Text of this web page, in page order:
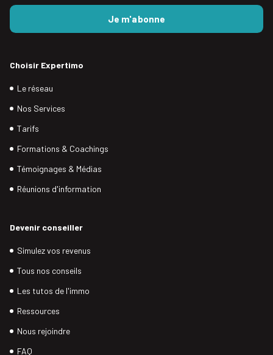
Choisir Expertimo
Le réseau
Nos Services
Tarifs
Formations & Coachings
Témoignages & Médias
Réunions d'information
Devenir conseiller
Simulez vos revenus
Tous nos conseils
Les tutos de l'immo
Ressources
Nous rejoindre
FAQ